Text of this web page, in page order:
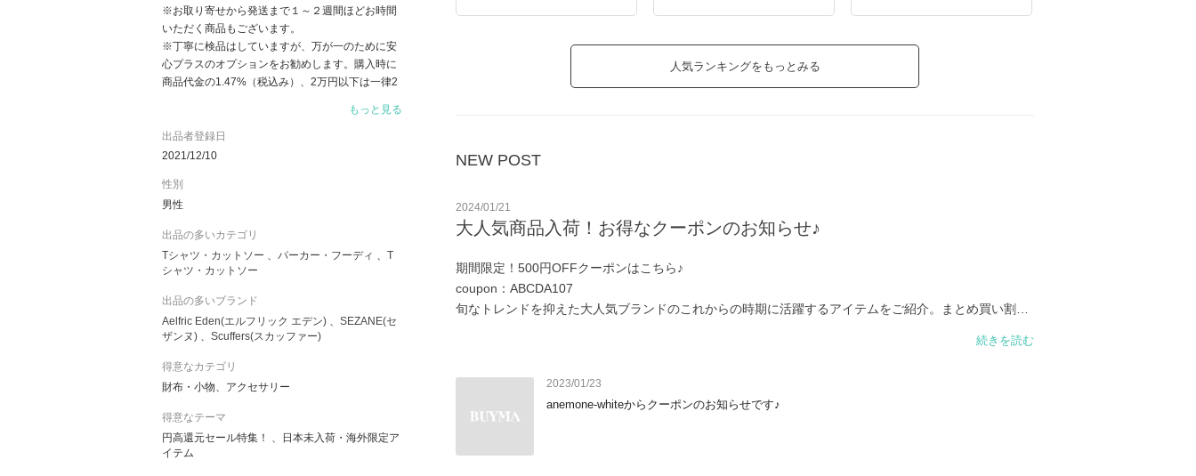
※お取り寄せから発送まで１～２週間ほどお時間
いただく商品もございます。
※丁寧に検品はしていますが、万が一のために安
心プラスのオプションをお勧めします。購入時に
商品代金の1.47%（税込み）、2万円以下は一律2
もっと見る
出品者登録日
2021/12/10
性別
男性
出品の多いカテゴリ
Tシャツ・カットソー
パーカー・フーディ
T
シャツ・カットソー
出品の多いブランド
Aelfric Eden(エルフリック エデン)
SEZANE(セ
ザンヌ)
Scuffers(スカッファー)
得意なカテゴリ
財布・小物、アクセサリー
得意なテーマ
円高還元セール特集！ 、日本未入荷・海外限定ア
イテム
人気ランキングをもっとみる
NEW POST
2024/01/21
大人気商品入荷！お得なクーポンのお知らせ♪
期間限定！500円OFFクーポンはこちら♪
coupon：ABCDA107
旬なトレンドを抑えた大人気ブランドのこれからの時期に活躍するアイテムをご紹介。まとめ買い割引
続きを読む
2023/01/23
anemone-whiteからクーポンのお知らせです♪